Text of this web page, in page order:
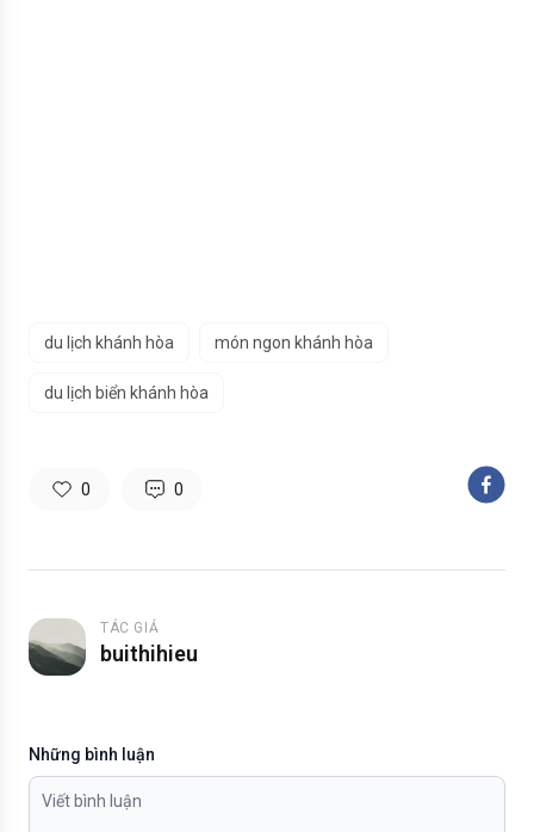
du lịch khánh hòa món ngon khánh hòa
du lịch biển khánh hòa
0 0
TÁC GIẢ
buithihieu
Những bình luận